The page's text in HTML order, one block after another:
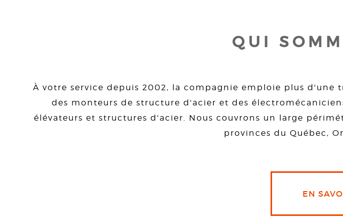
QUI
À votre service depuis 2002, la compagnie emploie plus d'une
des monteurs de structure d'acier et des
élévateurs et structures d'acier. Nous couvrons un large
provinces du Québec,
EN